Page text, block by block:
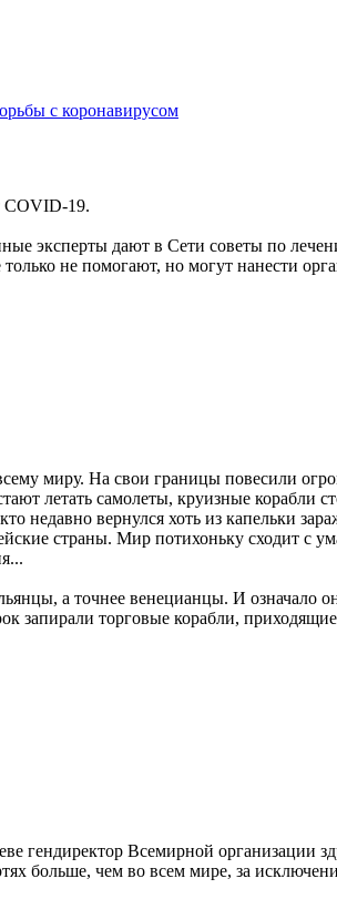
с коронавирусом
COVID-19.
эксперты дают в Сети советы по
не помогают, но могут нанести
миру. На свои границы повесили
летать самолеты, круизные корабли
недавно вернулся хоть из капельки
страны. Мир потихоньку сходит с
а точнее венецианцы. И означало
запирали торговые корабли,
гендиректор Всемирной организации
больше, чем во всем мире, за